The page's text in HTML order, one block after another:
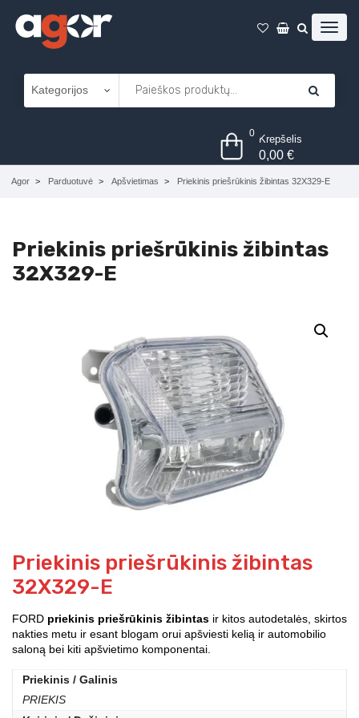
0 Krepšelis
0,00€
Agor Parduotuvė Apšvietimas Priekinis priešrūkinis žibintas 32X329-E
Priekinis priešrūkinis žibintas
32X329-E
Priekinis priešrūkinis žibintas
32X329-E
FORD priekinis priešrūkinis žibintas ir kitos autodetalės, skirtos
nakties metu ir esant blogam orui apšviesti kelią ir automobilio
saloną bei kiti apšvietimo komponentai.
Priekinis / Galinis
PRIEKIS